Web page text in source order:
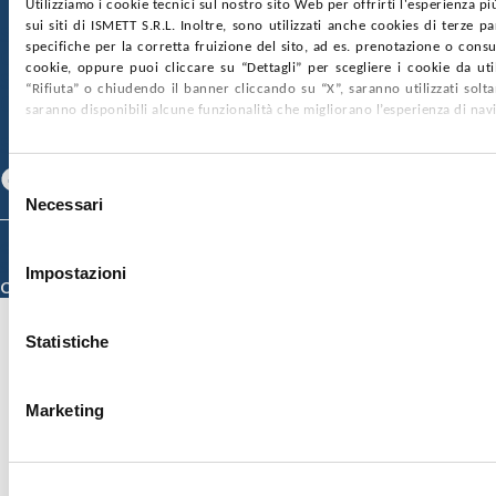
Utilizziamo i cookie tecnici sul nostro sito Web per offrirti l'esperienza
sui siti di ISMETT S.R.L. Inoltre, sono utilizzati anche cookies di terze
specifiche per la corretta fruizione del sito, ad es. prenotazione o
cookie, oppure puoi cliccare su “Dettagli” per scegliere i cookie da
“Rifiuta” o chiudendo il banner cliccando su “X”, saranno utilizzati
saranno disponibili alcune funzionalità che migliorano l’esperienza di
Selezione
delNecessari
Impostazioni
Statistiche
Marketing
SOCIETÀ TRASPARENTE WHISTLEBLOWING
GARE E CONTRATTIPRIVACYCOOKIE POLICY
SOSTIENICIMAPPA DEL SITOACCESSIBILITÀ
CONTATTI
Specializzazione)
Credits